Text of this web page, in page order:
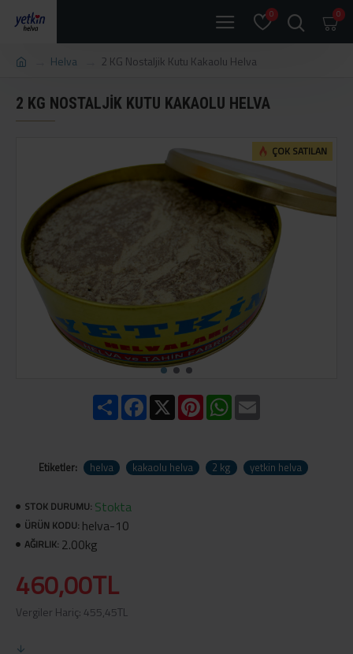
0 0
Helva 2 KG Nostaljik Kutu Kakaolu Helva
2 KG NOSTALJIK KUTU KAKAOLU HELVA
ÇOK SATILAN
ShareFacebook
X PinterestWhatsApp
Email
Etiketler: helva kakaolu helva 2 kg yetkin helva
STOK DURUMU: Stokta
ÜRÜN KODU: helva-10
AĞIRLIK: 2.00kg
460,00TL
Vergiler Hariç: 455,45TL